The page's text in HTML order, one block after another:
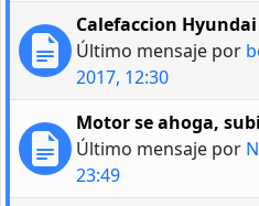
Calefaccion
Último mensaje por
2017, 12:30
Motor se ahoga,
Último mensaje por
23:49